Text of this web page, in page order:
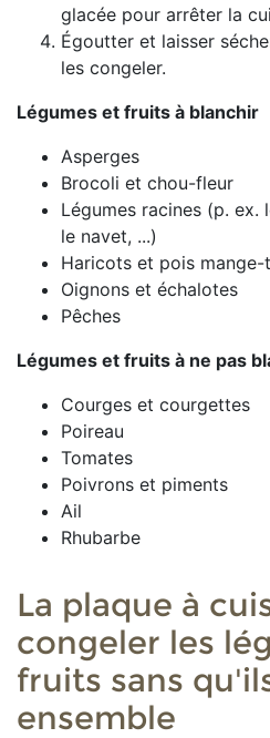
glacée pour arrêter la
Égoutter et laisser
les congeler.
Légumes et fruits à blanchir
Asperges
Brocoli et chou-fleur
Légumes racines (p. ex.
le navet, ...)
Haricots et pois mange-
Oignons et échalotes
Pêches
Légumes et fruits à ne pas
Courges et courgettes
Poireau
Tomates
Poivrons et piments
Ail
Rhubarbe
La plaque à
congeler les
fruits sans
ensemble